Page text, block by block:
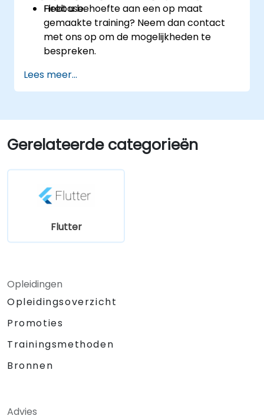
Firebase.
Hebt u behoefte aan een op maat
gemaakte training? Neem dan contact
met ons op om de mogelijkheden te
bespreken.
Lees meer...
Gerelateerde categorieën
Flutter
Opleidingen
Opleidingsoverzicht
Promoties
Trainingsmethoden
Bronnen
Advies